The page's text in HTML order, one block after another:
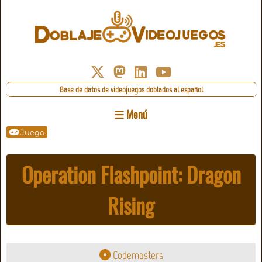
Base de datos de videojuegos doblados al español
Menú
Juego
Operation Flashpoint: Dragon
Rising
Codemasters